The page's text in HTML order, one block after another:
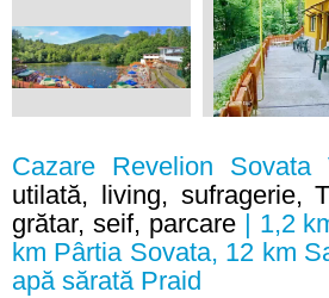
Cazare Revelion
utilată, living, sufragerie,
grătar, seif, parcare| 1,2
km Pârtia Sovata, 12 km
apă sărată Praid